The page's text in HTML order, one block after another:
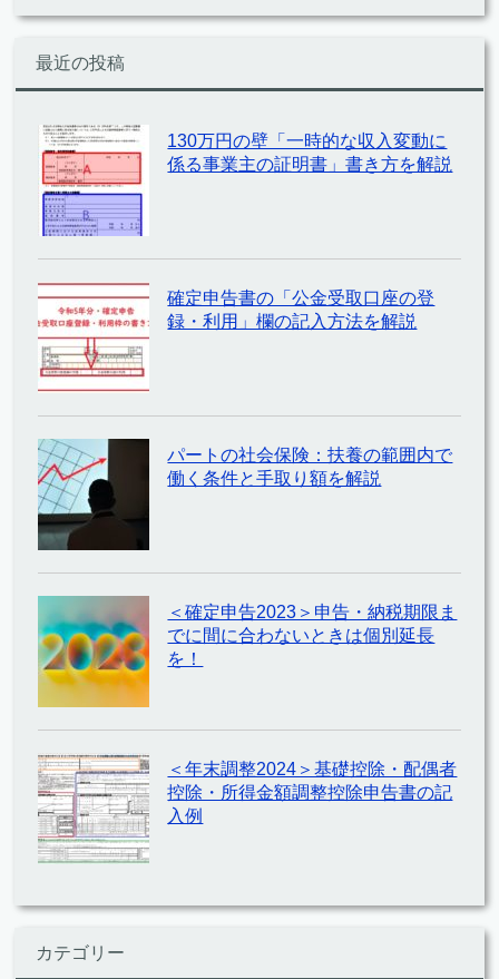
最近の投稿
130万円の壁「一時的な収入変動に
係る事業主の証明書」書き方を解説
確定申告書の「公金受取口座の登
録・利用」欄の記入方法を解説
パートの社会保険：扶養の範囲内で
働く条件と手取り額を解説
＜確定申告2023＞申告・納税期限ま
でに間に合わないときは個別延長
を！
＜年末調整2024＞基礎控除・配偶者
控除・所得金額調整控除申告書の記
入例
カテゴリー